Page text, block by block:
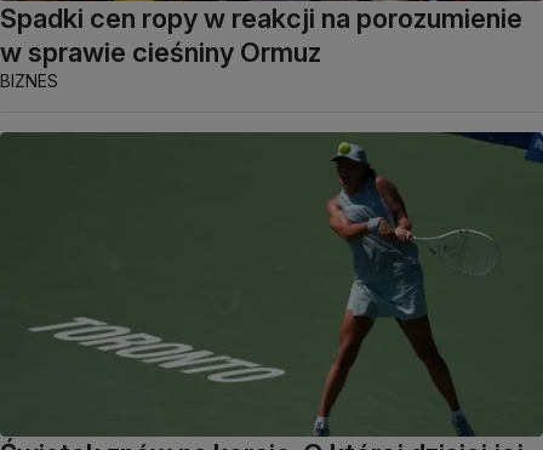
Spadki cen ropy w reakcji na porozumienie
w sprawie cieśniny Ormuz
BIZNES